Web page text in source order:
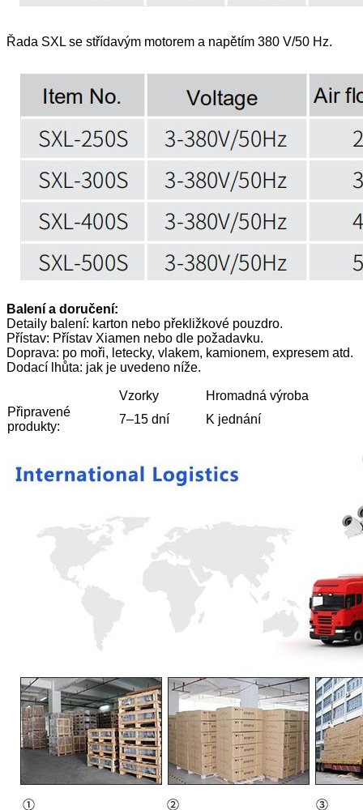
Řada SXL se střídavým motorem a napětím 380 V/50 Hz.
Balení a doručení:
Detaily balení: karton nebo překližkové pouzdro.
Přístav: Přístav Xiamen nebo dle požadavku.
Doprava: po moři, letecky, vlakem, kamionem, expresem atd.
Dodací lhůta: jak je uvedeno níže.
Vzorky
Hromadná výroba
Připravené
produkty:
7–15 dní K jednání